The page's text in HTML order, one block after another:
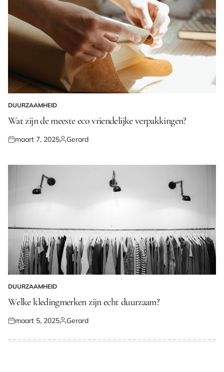
GEPLAATST
IN
DUURZAAMHEID
Wat zijn de meeste eco vriendelijke verpakkingen?
Geplaatst
maart 7, 2025Geplaatst
Gerard
GEPLAATST
IN
DUURZAAMHEID
Welke kledingmerken zijn echt duurzaam?
Geplaatst
maart 5, 2025Geplaatst
Gerard